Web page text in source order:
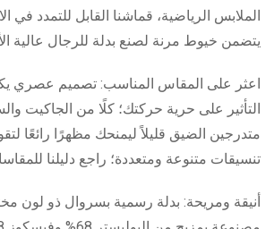
الملابس الرياضية، قماشنا القابل للتمدد في
يتضمن خيوط مرنة لصنع بدلة للرجال عالية
اعثر على المقاس المناسب: تصميم عصري
التأثير على حرية حركتك؛ كلًا من الجاكيت
متدرجين الضيق قليلاً ليمنحك مظهرًا رائعًا
تنسيقات متنوعة ومتعددة؛ راجع دليلنا
أنيقة ومريحة: بدلة رسمية بسروال ذو لون